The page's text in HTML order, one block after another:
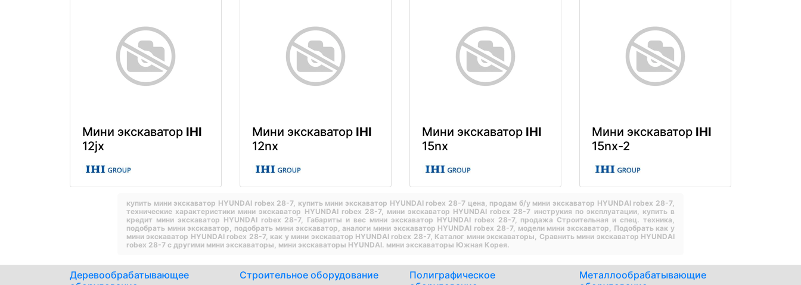
Мини экскаватор IHI
12jx
Мини экскаватор IHI
12nx
Мини экскаватор IHI
15nx
Мини экскаватор IHI
15nx-2
купить мини экскаватор HYUNDAI robex 28-7, купить мини экскаватор HYUNDAI robex 28-7 цена, продам б/у мини экскаватор HYUNDAI robex 28-7,
технические характеристики мини экскаватор HYUNDAI robex 28-7, мини экскаватор HYUNDAI robex 28-7 инструкия по эксплуатации, купить в
кредит мини экскаватор HYUNDAI robex 28-7, Габариты и вес мини экскаватор HYUNDAI robex 28-7, продажа Строительная и спец. техника,
подобрать мини экскаватор, подобрать мини экскаватор,аналоги мини экскаватор HYUNDAI robex 28-7, модели мини экскаватор, Подобрать как у
мини экскаватор HYUNDAI robex 28-7, как у мини экскаватор HYUNDAI robex 28-7, Каталог мини экскаваторы, Сравнить мини экскаватор HYUNDAI
robex 28-7 с другими мини экскаваторы, мини экскаваторы HYUNDAI. мини экскаваторы Южная Корея.
Деревообрабатывающее
Строительное оборудование
Полиграфическое
Металлообрабатывающие